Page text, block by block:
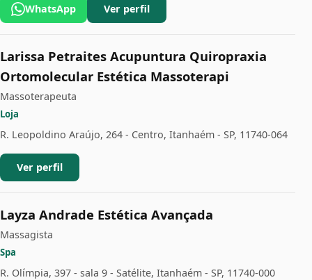
WhatsApp Ver perfil
Larissa Petraites Acupuntura Quiropraxia
Ortomolecular Estética Massoterapi
Massoterapeuta
Loja
R. Leopoldino Araújo, 264 - Centro, Itanhaém - SP, 11740-064
Ver perfil
Layza Andrade Estética Avançada
Massagista
Spa
R. Olímpia, 397 - sala 9 - Satélite, Itanhaém - SP, 11740-000